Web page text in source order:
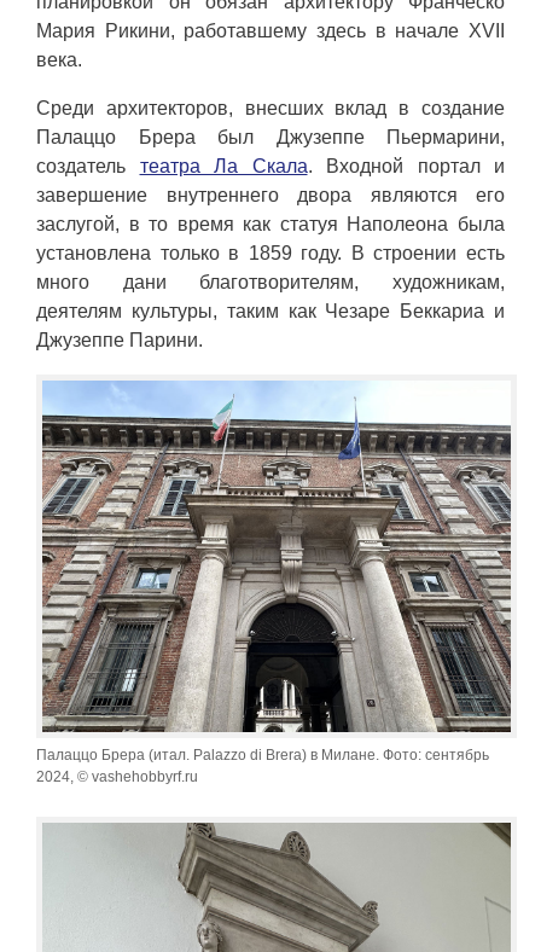
Мария Рикини, работавшему здесь в начале XVII
века.
Среди архитекторов, внесших вклад в создание
Палаццо Брера был Джузеппе Пьермарини,
создатель театра Ла Скала. Входной портал и
завершение внутреннего двора являются его
заслугой, в то время как статуя Наполеона была
установлена ​​только в 1859 году. В строении есть
много дани благотворителям, художникам,
деятелям культуры, таким как Чезаре Беккариа и
Джузеппе Парини.
Палаццо Брера (итал. Palazzo di Brera) в Милане. Фото: сентябрь
2024, © vashehobbyrf.ru